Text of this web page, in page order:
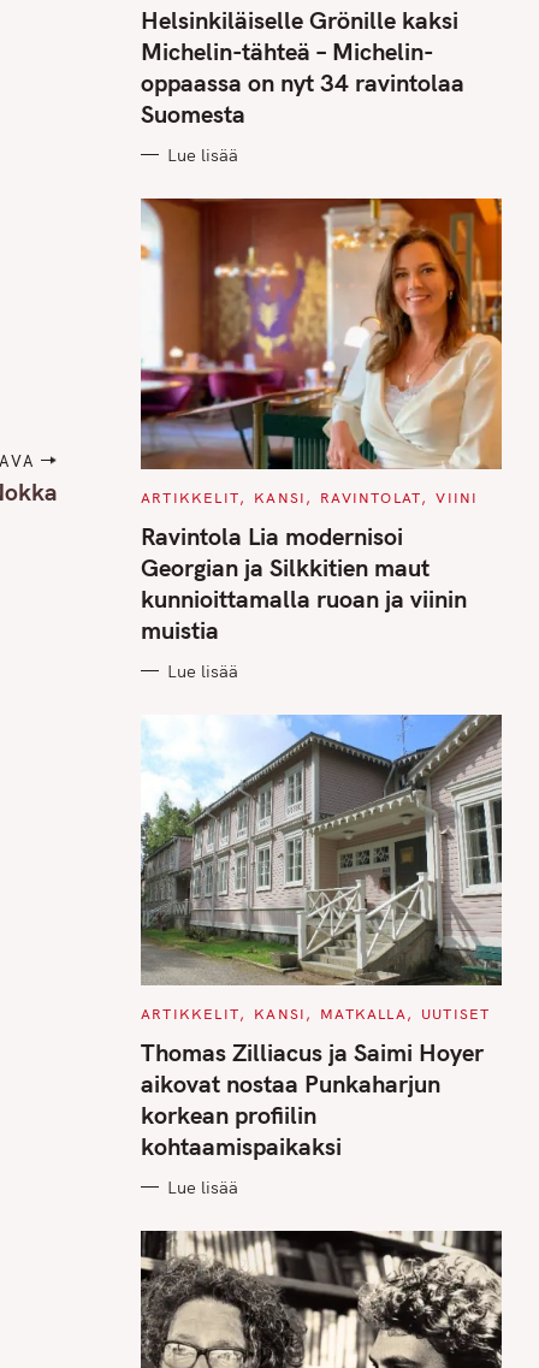
T
E
G
O
I
E
S
Helsinkiläiselle Grönille kaksi
Michelin-tähteä – Michelin-
oppaassa on nyt 34 ravintolaa
Suomesta
Lue lisää
C
T
E
G
O
R
I
S
ARTIKKELIT KANSI RAVINTOLAT VIINI
Ravintola Lia modernisoi
Georgian ja Silkkitien maut
kunnioittamalla ruoan ja viinin
muistia
Lue lisää
C
T
E
O
R
I
E
S
ARTIKKELIT KANSI MATKALLA UUTISET
Thomas Zilliacus ja Saimi Hoyer
aikovat nostaa Punkaharjun
korkean profiilin
kohtaamispaikaksi
Lue lisää